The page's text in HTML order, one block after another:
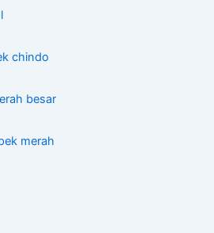
chindo
besar
merah